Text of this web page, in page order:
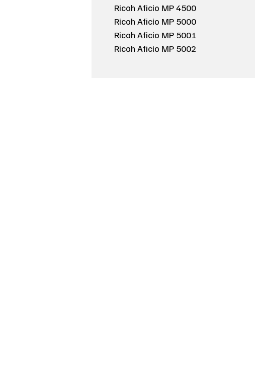
Ricoh Aficio MP 4500
Ricoh Aficio MP 5000
Ricoh Aficio MP 5001
Ricoh Aficio MP 5002